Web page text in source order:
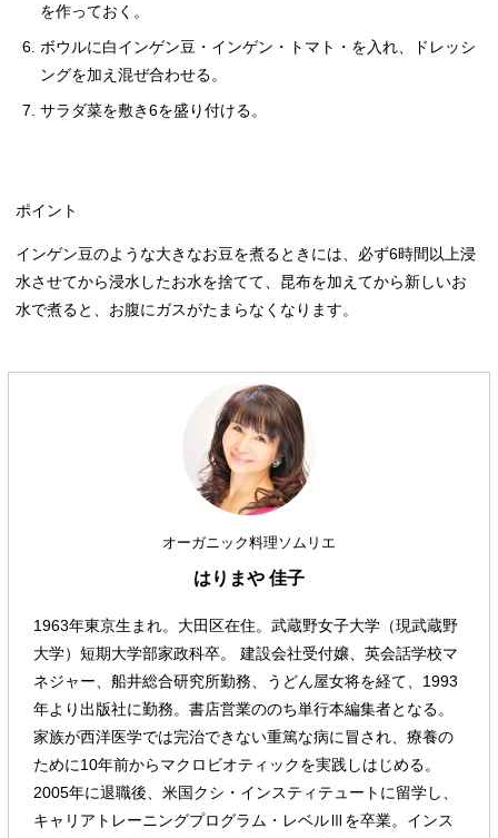
を作っておく。
ボウルに白インゲン豆・インゲン・トマト・を入れ、ドレッシ
ングを加え混ぜ合わせる。
サラダ菜を敷き6を盛り付ける。
ポイント
インゲン豆のような大きなお豆を煮るときには、必ず6時間以上浸
水させてから浸水したお水を捨てて、昆布を加えてから新しいお
水で煮ると、お腹にガスがたまらなくなります。
オーガニック料理ソムリエ
はりまや 佳子
1963年東京生まれ。大田区在住。武蔵野女子大学（現武蔵野
大学）短期大学部家政科卒。 建設会社受付嬢、英会話学校マ
ネジャー、船井総合研究所勤務、うどん屋女将を経て、1993
年より出版社に勤務。書店営業ののち単行本編集者となる。
家族が西洋医学では完治できない重篤な病に冒され、療養の
ために10年前からマクロビオティックを実践しはじめる。
2005年に退職後、米国クシ・インスティテュートに留学し、
キャリアトレーニングプログラム・レベルⅢを卒業。インス